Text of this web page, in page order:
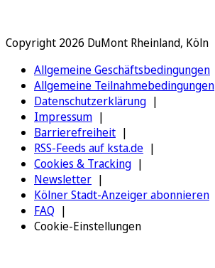
Copyright 2026 DuMont Rheinland, Köln
Allgemeine Geschäftsbedingungen
Allgemeine Teilnahmebedingungen
Datenschutzerklärung
Impressum
Barrierefreiheit
RSS-Feeds auf ksta.de
Cookies & Tracking
Newsletter
Kölner Stadt-Anzeiger abonnieren
FAQ
Cookie-Einstellungen